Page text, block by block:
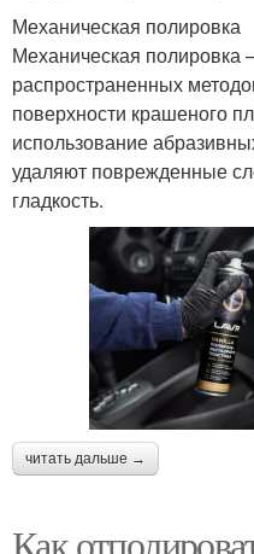
Механическая полировка
Механическая полировка
распространенных
поверхности крашеного
использование
удаляют поврежденные
гладкость.
читать дальше →